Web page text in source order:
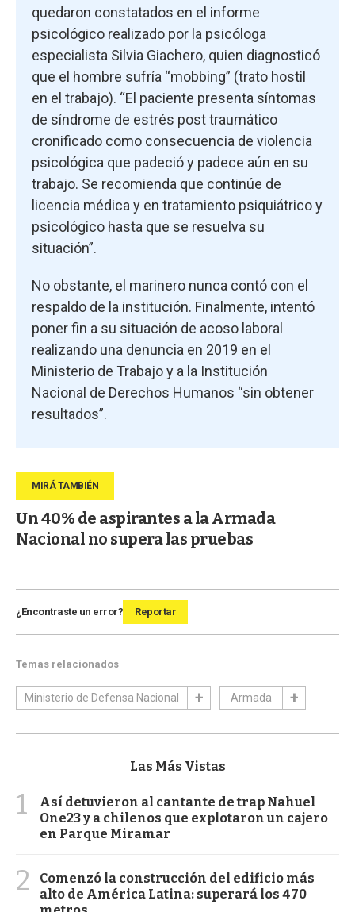
quedaron constatados en el informe
psicológico realizado por la psicóloga
especialista Silvia Giachero, quien diagnosticó
que el hombre sufría “mobbing” (trato hostil
en el trabajo). “El paciente presenta síntomas
de síndrome de estrés post traumático
cronificado como consecuencia de violencia
psicológica que padeció y padece aún en su
trabajo. Se recomienda que continúe de
licencia médica y en tratamiento psiquiátrico y
psicológico hasta que se resuelva su
situación”.
No obstante, el marinero nunca contó con el
respaldo de la institución. Finalmente, intentó
poner fin a su situación de acoso laboral
realizando una denuncia en 2019 en el
Ministerio de Trabajo y a la Institución
Nacional de Derechos Humanos “sin obtener
resultados”.
Un 40% de aspirantes a la Armada
Nacional no supera las pruebas
¿Encontraste un error? Reportar
Temas relacionados
Ministerio de Defensa Nacional Armada
Las Más Vistas
1
Así detuvieron al cantante de trap Nahuel
One23 y a chilenos que explotaron un cajero
en Parque Miramar
2
Comenzó la construcción del edificio más
alto de América Latina: superará los 470